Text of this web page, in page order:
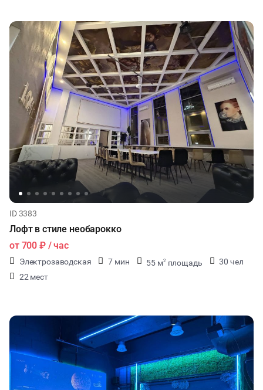
ID 3383
Лофт в стиле необарокко
от 700 ₽/ час
Электрозаводская 7 мин 55 м2 площадь
30 чел
22 мест